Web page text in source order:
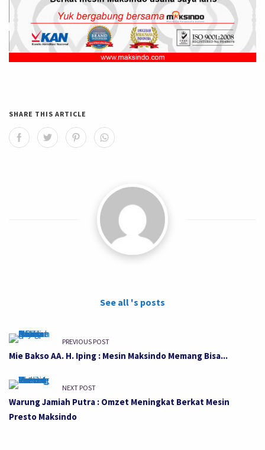
SHARE THIS ARTICLE
See all 's posts
PREVIOUS POST
Mie Bakso AA. H. Iping : Mesin Maksindo Memang Bisa...
NEXT POST
Warung Jamiah Putra : Omzet Meningkat Berkat Mesin
Presto Maksindo